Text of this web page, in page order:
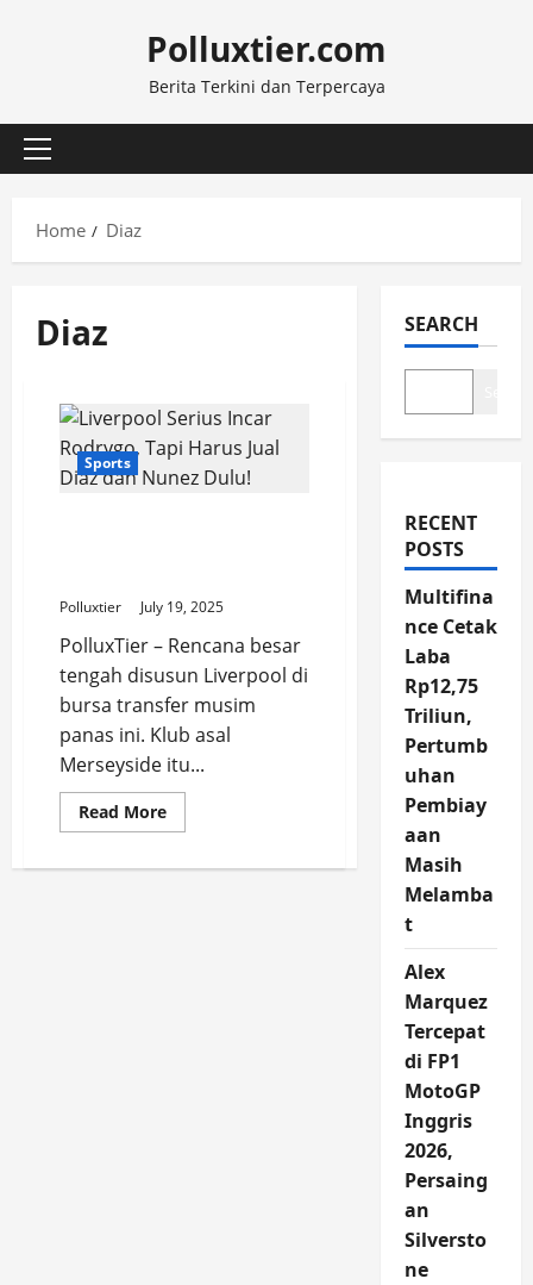
Polluxtier.com
Berita Terkini dan Terpercaya
Primary
Home
Diaz
Diaz
Sports
Polluxtier July 19, 2025
PolluxTier – Rencana besar
tengah disusun Liverpool di
bursa transfer musim
panas ini. Klub asal
Merseyside itu...
Read MoreRead
more
Serius
SEARCH
RECENT
POSTS
Multifina
nce Cetak
Laba
Rp12,75
Triliun,
Pertumb
uhan
Pembiay
aan
Masih
Melamba
t
Alex
Marquez
Tercepat
di FP1
MotoGP
Inggris
2026,
Persaing
an
Silversto
ne